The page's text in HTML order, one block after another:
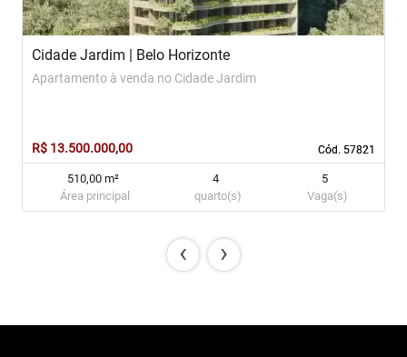
Cidade Jardim | Belo Horizonte
Cód. 57821
Cód. 57821
Apartamento à venda no Cidade Jardim
R$ 13.500.000,00
510,00 m²
Área principal
4
quarto(s)
5
Vaga(s)
‹ ›